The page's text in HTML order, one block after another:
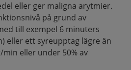
eller ger maligna arytmier.​
på grund av
till exempel 6 minuters
eller ett syreupptag lägre än
min eller under 50% av